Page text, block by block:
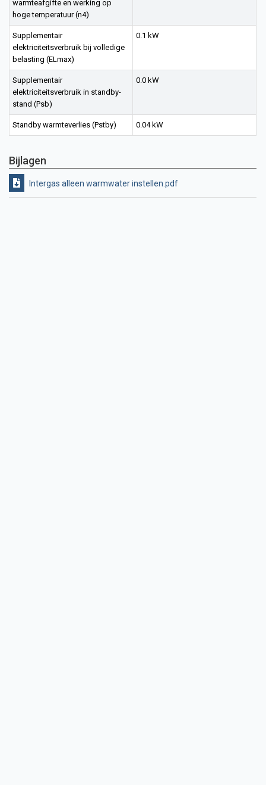
warmteafgifte en werking op
hoge temperatuur (n4)
Supplementair
elektriciteitsverbruik bij volledige
belasting (ELmax)
0.1 kW
Supplementair
elektriciteitsverbruik in standby-
stand (Psb)
0.0 kW
Standby warmteverlies (Pstby) 0.04 kW
Bijlagen
Intergas alleen warmwater instellen.pdf